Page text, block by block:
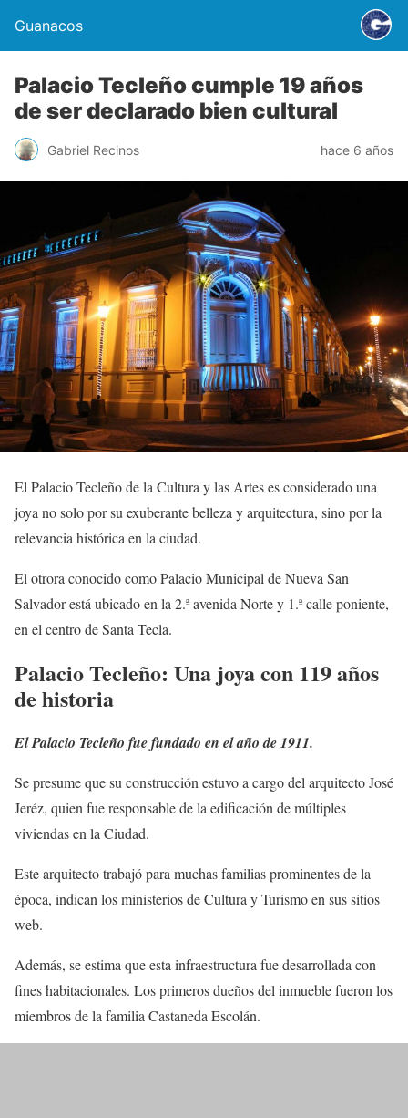
Guanacos
Palacio Tecleño cumple 19 años
de ser declarado bien cultural
Gabriel Recinos hace 6 años
El Palacio Tecleño de la Cultura y las Artes es considerado una
joya no solo por su exuberante belleza y arquitectura, sino por la
relevancia histórica en la ciudad.
El otrora conocido como Palacio Municipal de Nueva San
Salvador está ubicado en la 2.ª avenida Norte y 1.ª calle poniente,
en el centro de Santa Tecla.
Palacio Tecleño: Una joya con 119 años
de historia
El Palacio Tecleño fue fundado en el año de 1911.
Se presume que su construcción estuvo a cargo del arquitecto José
Jeréz, quien fue responsable de la edificación de múltiples
viviendas en la Ciudad.
Este arquitecto trabajó para muchas familias prominentes de la
época, indican los ministerios de Cultura y Turismo en sus sitios
web.
Además, se estima que esta infraestructura fue desarrollada con
fines habitacionales. Los primeros dueños del inmueble fueron los
miembros de la familia Castaneda Escolán.